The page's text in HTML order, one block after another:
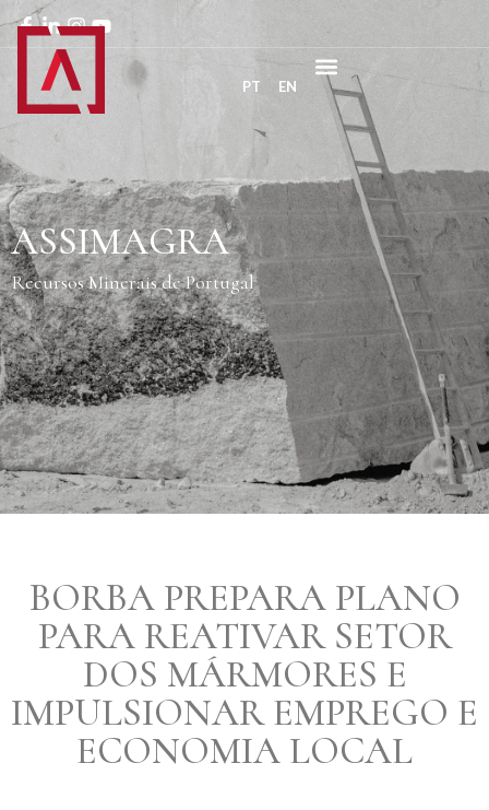
PT EN
ASSIMAGRA
Recursos Minerais de Portugal
BORBA PREPARA PLANO
PARA REATIVAR SETOR
DOS MÁRMORES E
IMPULSIONAR EMPREGO E
ECONOMIA LOCAL